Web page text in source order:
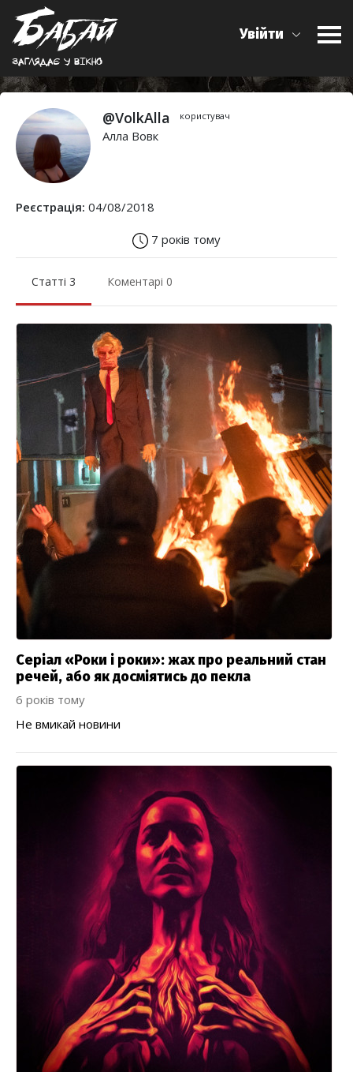
Заглядає у вiкно
Увійти
@VolkAlla користувач
Алла Вовк
Реєстрація: 04/08/2018
7 років тому
Статті 3 Коментарі 0
Серіал «Роки і роки»: жах про реальний стан
речей, або як досміятись до пекла
6 років тому
Не вмикай новини